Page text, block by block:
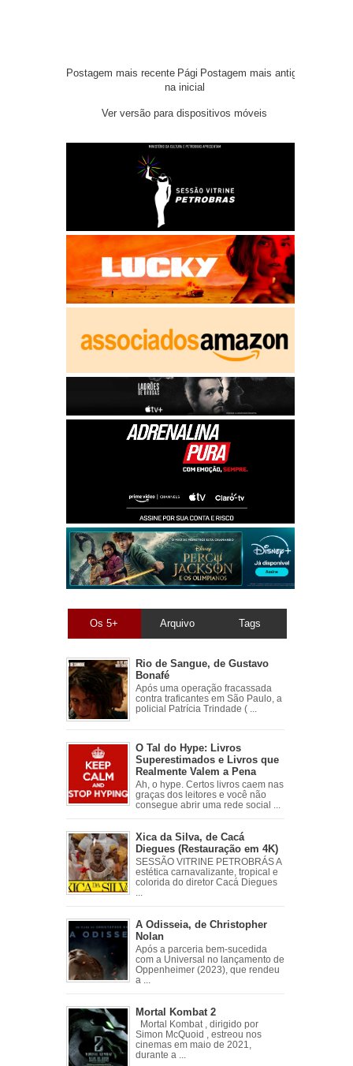
Postagem mais recente Postagem mais antiga
Pági
na inicial
Ver versão para dispositivos móveis
Os 5+ Arquivo Tags
Rio de Sangue, de Gustavo
Bonafé
Após uma operação fracassada
contra traficantes em São Paulo, a
policial Patrícia Trindade ( ...
O Tal do Hype: Livros
Superestimados e Livros que
Realmente Valem a Pena
Ah, o hype. Certos livros caem nas
graças dos leitores e você não
consegue abrir uma rede social ...
Xica da Silva, de Cacá
Diegues (Restauração em 4K)
SESSÃO VITRINE PETROBRÁS A
estética carnavalizante, tropical e
colorida do diretor Cacá Diegues
A Odisseia, de Christopher
Nolan
Após a parceria bem-sucedida
com a Universal no lançamento de
Oppenheimer (2023), que rendeu
a ...
Mortal Kombat 2
Mortal Kombat , dirigido por
Simon McQuoid , estreou nos
cinemas em maio de 2021,
durante a ...